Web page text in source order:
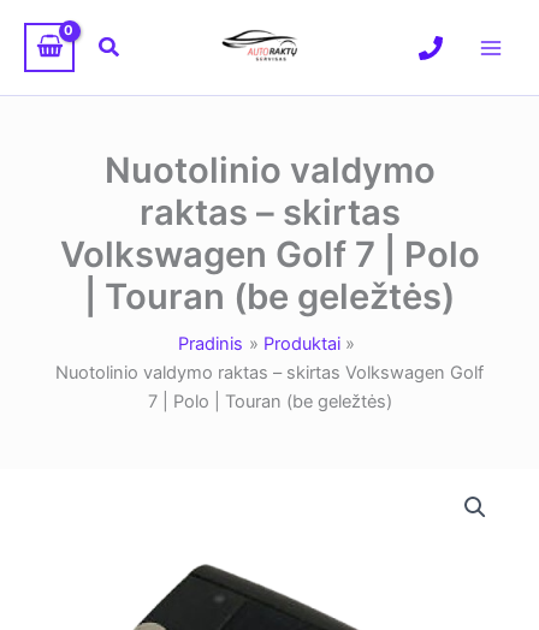
turinio
Paieška
Nuotolinio valdymo
raktas – skirtas
Volkswagen Golf 7 | Polo
| Touran (be geležtės)
Pradinis
Produktai
Nuotolinio valdymo raktas – skirtas Volkswagen Golf
7 | Polo | Touran (be geležtės)